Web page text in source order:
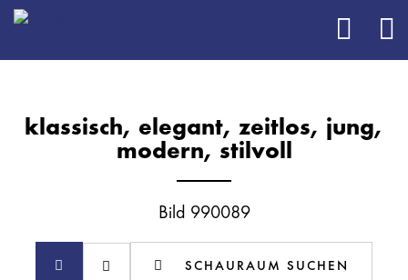
klassisch, elegant, zeitlos, jung,
modern, stilvoll
Bild 990089
SCHAURAUM SUCHEN